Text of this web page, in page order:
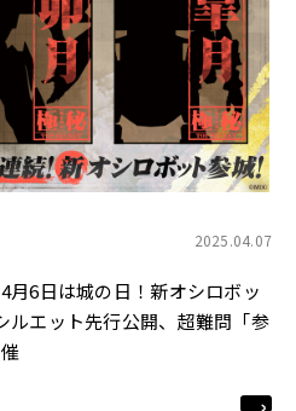
2025.04.07
月6日は城の日！新オシロボッ
ルエット先行公開、超難問「参